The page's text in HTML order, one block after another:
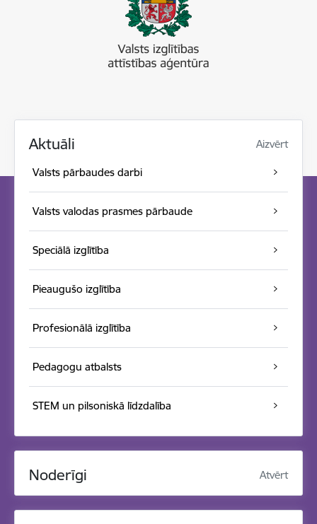
Aktuāli Aizvērt
Valsts pārbaudes darbi
Valsts valodas prasmes pārbaude
Speciālā izglītība
Pieaugušo izglītība
Profesionālā izglītība
Pedagogu atbalsts
STEM un pilsoniskā līdzdalība
Noderīgi Atvērt